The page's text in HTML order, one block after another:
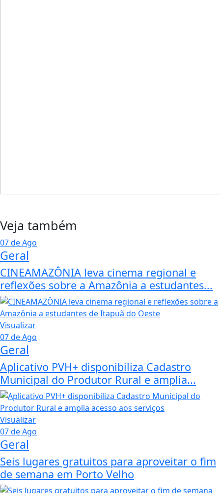
Veja também
07 de Ago
Geral
CINEAMAZÔNIA leva cinema regional e
reflexões sobre a Amazônia a estudantes...
Visualizar
07 de Ago
Geral
Aplicativo PVH+ disponibiliza Cadastro
Municipal do Produtor Rural e amplia...
Visualizar
07 de Ago
Geral
Seis lugares gratuitos para aproveitar o fim
de semana em Porto Velho